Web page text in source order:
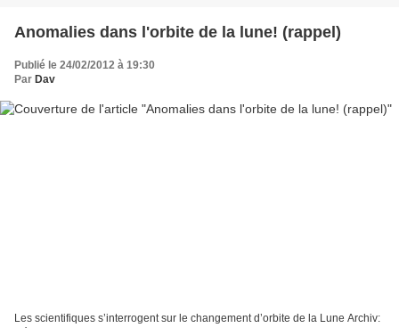
Anomalies dans l'orbite de la lune! (rappel)
Publié le 24/02/2012 à 19:30
Par Dav
Les scientifiques s’interrogent sur le changement d’orbite de la Lune Archiv: